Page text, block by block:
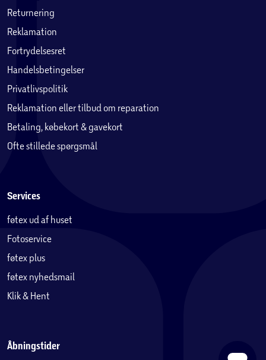
Returnering
Reklamation
Fortrydelsesret
Handelsbetingelser
Privatlivspolitik
Reklamation eller tilbud om reparation
Betaling, købekort & gavekort
Ofte stillede spørgsmål
Services
føtex ud af huset
Fotoservice
føtex plus
føtex nyhedsmail
Klik & Hent
Åbningstider